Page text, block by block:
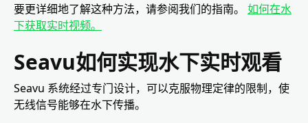
要更详细地了解这种方法，请参阅我们的指南。 如何在水
下获取实时视频。
Seavu如何实现水下实时观看
Seavu 系统经过专门设计，可以克服物理定律的限制，使
无线信号能够在水下传播。